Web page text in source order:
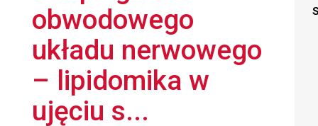
obwodowego
układu nerwowego
– lipidomika w
ujęciu s...